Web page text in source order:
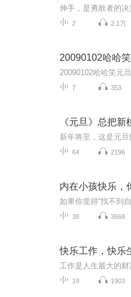
2 2.1万
20090102哈哈
20090102哈哈笑元
7 353
《元旦》总把新
新年将至，这是元旦
64 2196
内在小孩快乐，
38 3668
快乐工作，快乐
19 1903